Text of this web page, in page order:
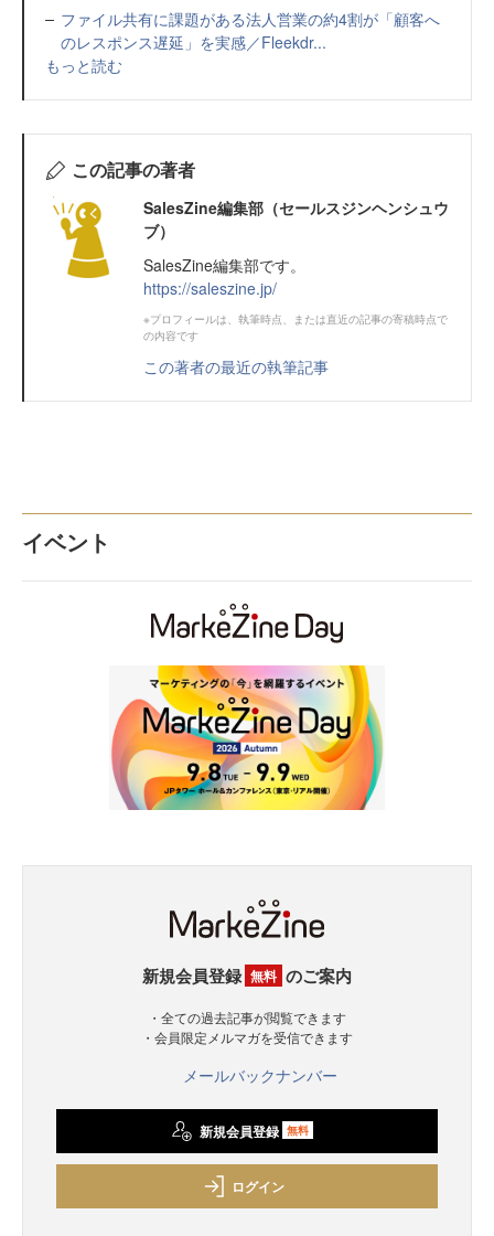
ファイル共有に課題がある法人営業の約4割が「顧客へ
のレスポンス遅延」を実感／Fleekdr...
もっと読む
この記事の著者
SalesZine編集部（セールスジンヘンシュウ
ブ）
SalesZine編集部です。
https://saleszine.jp/
※プロフィールは、執筆時点、または直近の記事の寄稿時点で
の内容です
この著者の最近の執筆記事
イベント
新規会員登録 無料 のご案内
・全ての過去記事が閲覧できます
・会員限定メルマガを受信できます
メールバックナンバー
新規会員登録 無料
ログイン